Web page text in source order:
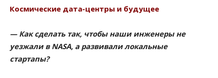
Космические дата-центры и будущее
— Как сделать так, чтобы наши инженеры не
уезжали в NASA, а развивали локальные
стартапы?